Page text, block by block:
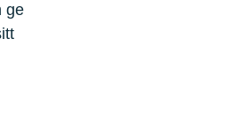
ge